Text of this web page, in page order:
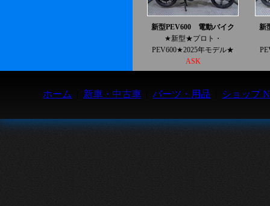
新型PEV600 電動バイク
★新型★プロト・
PEV600★2025年モデル★
ASK
新
ホーム 新車・中古車 パーツ・用品 ショップ